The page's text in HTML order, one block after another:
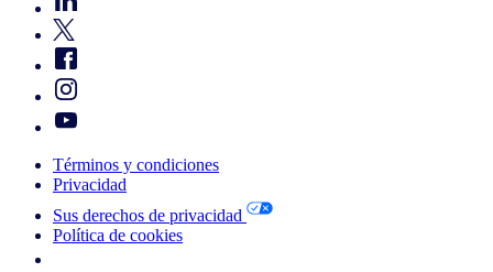
Términos y condiciones
Privacidad
Sus derechos de privacidad
Política de cookies